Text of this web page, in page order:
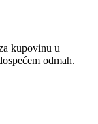
kupovinu u
odmah.